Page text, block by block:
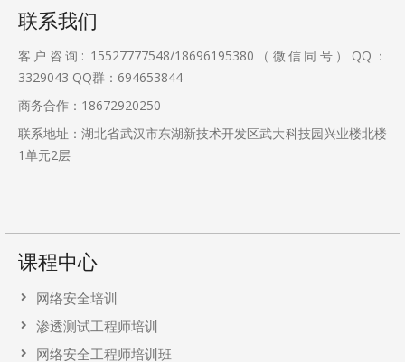
联系我们
客户咨询: 15527777548/18696195380（微信同号）QQ：
3329043 QQ群：694653844
商务合作：18672920250
联系地址：湖北省武汉市东湖新技术开发区武大科技园兴业楼北楼
1单元2层
课程中心
网络安全培训
渗透测试工程师培训
网络安全工程师培训班